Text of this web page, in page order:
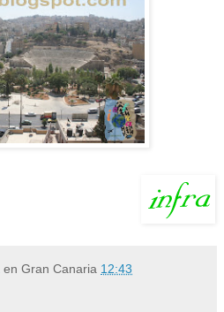
en Gran Canaria 12:43